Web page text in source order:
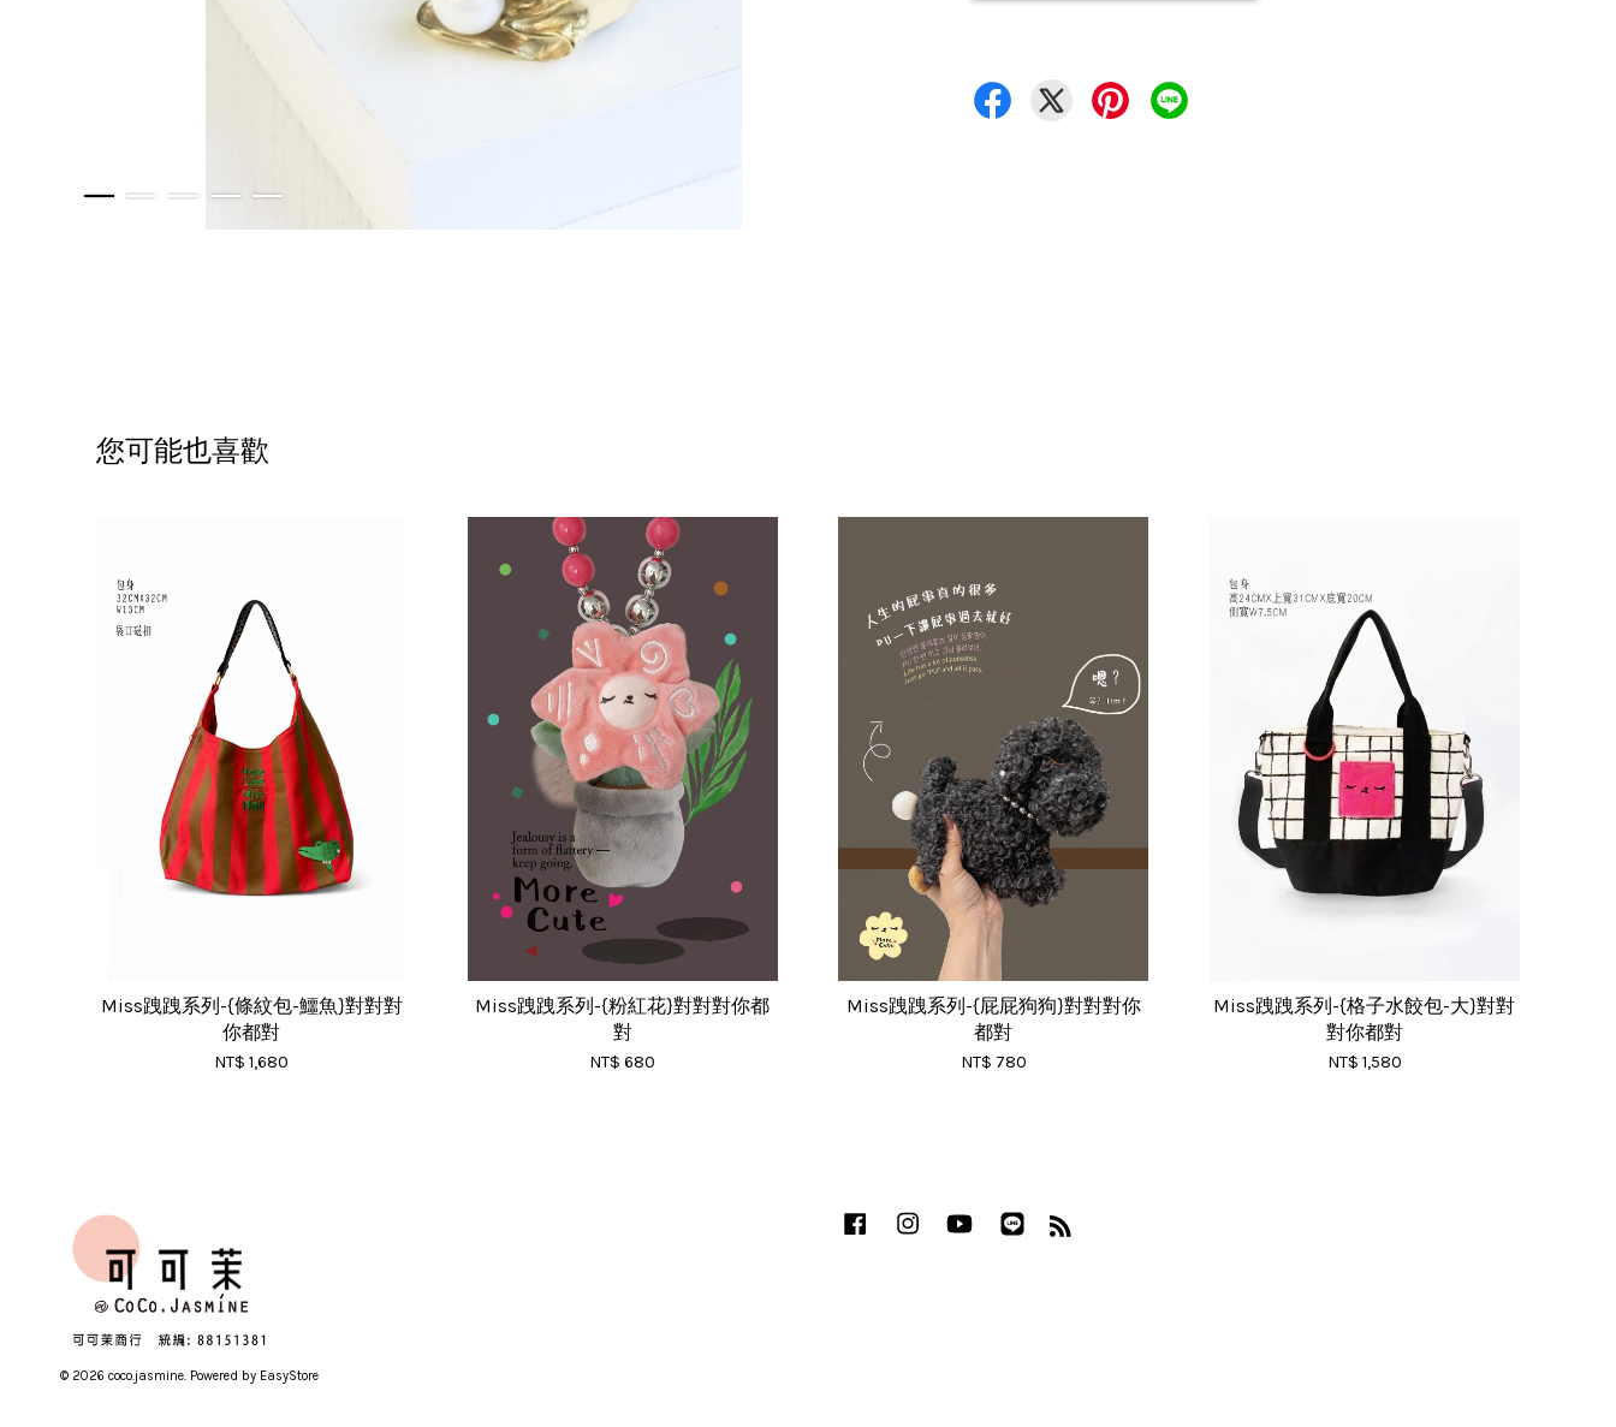
您可能也喜歡
Miss跩跩系列-{條紋包-鱷魚}對對對
你都對
NT$ 1,680
Miss跩跩系列-{粉紅花}對對對你都
對
NT$ 680
Miss跩跩系列-{屁屁狗狗}對對對你
都對
NT$ 780
Miss跩跩系列-{格子水餃包-大}對對
對你都對
NT$ 1,580
© 2026 coco.jasmine. Powered by EasyStore
Facebook InstagramYouTube Line